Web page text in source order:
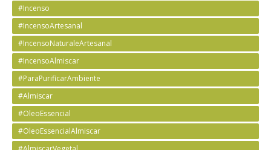
#Incenso
#IncensoArtesanal
#IncensoNaturaleArtesanal
#IncensoAlmiscar
#ParaPurificarAmbiente
#Almiscar
#OleoEssencial
#OleoEssencialAlmiscar